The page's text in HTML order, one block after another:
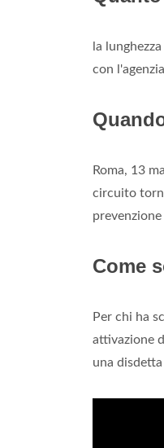
la
con
Roma, 13
circuito
Come
Per chi ha
attivazione
una